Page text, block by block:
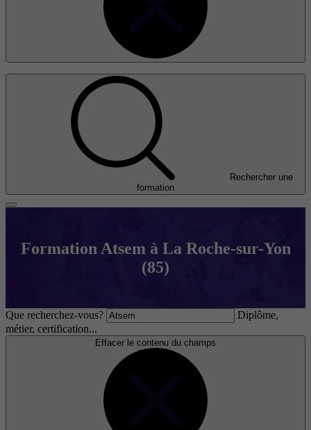
Rechercher une
formation
Formation Atsem à La Roche-sur-Yon
(85)
Que recherchez-vous?
Diplôme,
métier, certification...
Effacer le contenu du champs